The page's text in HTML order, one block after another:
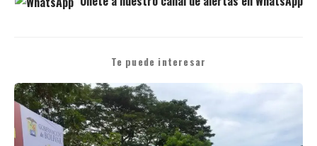
Te puede interesar